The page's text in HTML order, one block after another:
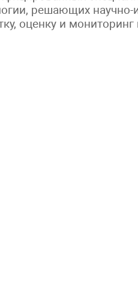
решающих научно-
оценку и